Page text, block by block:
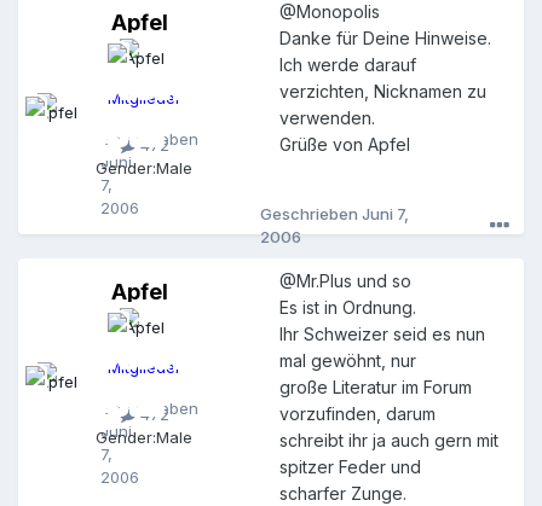
A
p
f
Geschrieben
Juni
7,
2006
Apfel
Mitglieder
472
Gender:Male
@Monopolis
Danke für Deine Hinweise.
Ich werde darauf
verzichten, Nicknamen zu
verwenden.
Grüße von Apfel
A
p
f
Geschrieben
Juni
7,
2006
Apfel
Mitglieder
472
Gender:Male
Geschrieben Juni 7,
2006
@Mr.Plus und so
Es ist in Ordnung.
Ihr Schweizer seid es nun
mal gewöhnt, nur
große Literatur im Forum
vorzufinden, darum
schreibt ihr ja auch gern mit
spitzer Feder und
scharfer Zunge.